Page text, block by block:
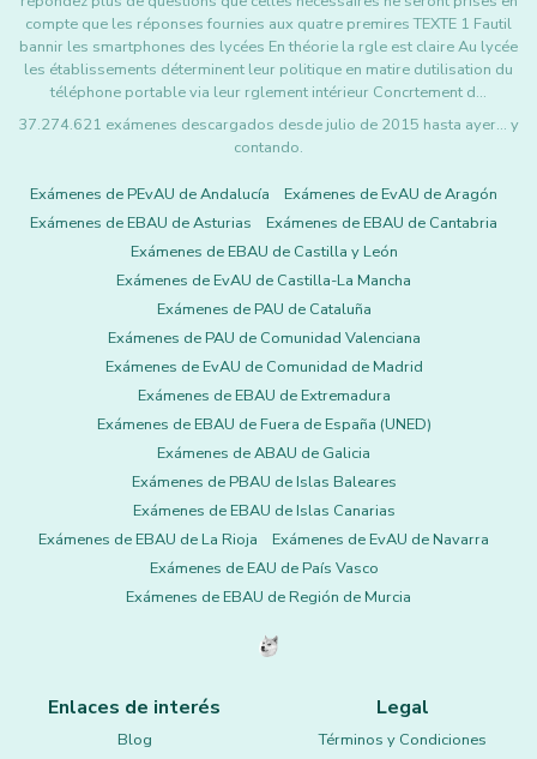
compte que les réponses fournies aux quatre premires TEXTE 1 Fautil
bannir les smartphones des lycées En théorie la rgle est claire Au lycée
les établissements déterminent leur politique en matire dutilisation du
téléphone portable via leur rglement intérieur Concrtement d…
37.274.621 exámenes descargados desde julio de 2015 hasta ayer... y
contando.
Exámenes de PEvAU de Andalucía
Exámenes de EvAU de Aragón
Exámenes de EBAU de Asturias
Exámenes de EBAU de Cantabria
Exámenes de EBAU de Castilla y León
Exámenes de EvAU de Castilla-La Mancha
Exámenes de PAU de Cataluña
Exámenes de PAU de Comunidad Valenciana
Exámenes de EvAU de Comunidad de Madrid
Exámenes de EBAU de Extremadura
Exámenes de EBAU de Fuera de España (UNED)
Exámenes de ABAU de Galicia
Exámenes de PBAU de Islas Baleares
Exámenes de EBAU de Islas Canarias
Exámenes de EBAU de La Rioja
Exámenes de EvAU de Navarra
Exámenes de EAU de País Vasco
Exámenes de EBAU de Región de Murcia
Enlaces de interés
Blog
Legal
Términos y Condiciones